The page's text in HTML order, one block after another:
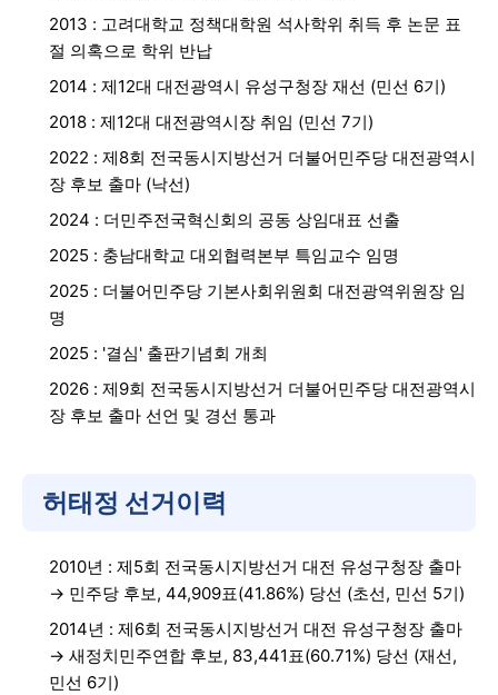
2013 : 고려대학교 정책대학원 석사학위 취득 후 논문 표
절 의혹으로 학위 반납
2014 : 제12대 대전광역시 유성구청장 재선 (민선 6기)
2018 : 제12대 대전광역시장 취임 (민선 7기)
2022 : 제8회 전국동시지방선거 더불어민주당 대전광역시
장 후보 출마 (낙선)
2024 : 더민주전국혁신회의 공동 상임대표 선출
2025 : 충남대학교 대외협력본부 특임교수 임명
2025 : 더불어민주당 기본사회위원회 대전광역위원장 임
명
2025 : '결심' 출판기념회 개최
2026 : 제9회 전국동시지방선거 더불어민주당 대전광역시
장 후보 출마 선언 및 경선 통과
허태정 선거이력
2010년 : 제5회 전국동시지방선거 대전 유성구청장 출마
→ 민주당 후보, 44,909표(41.86%) 당선 (초선, 민선 5기)
2014년 : 제6회 전국동시지방선거 대전 유성구청장 출마
→ 새정치민주연합 후보, 83,441표(60.71%) 당선 (재선,
민선 6기)